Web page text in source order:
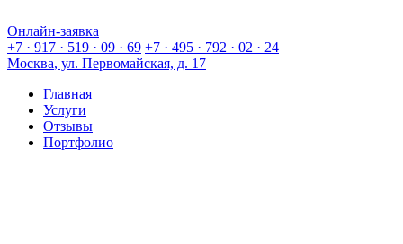
Онлайн-заявка
+7 · 917 · 519 · 09 · 69 +7 · 495 · 792 · 02 · 24
Москва, ул. Первомайская, д. 17
Главная
Услуги
Отзывы
Портфолио